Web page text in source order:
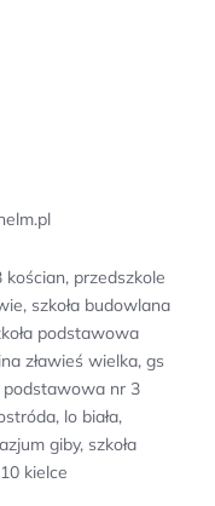
kościan, przedszkole
szkoła budowlana
podstawowa
zławieś wielka, gs
podstawowa nr 3
lo biała,
giby, szkoła
kielce